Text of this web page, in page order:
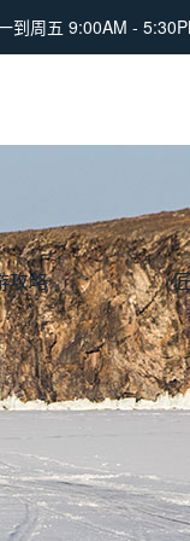
到周五 9:00AM -
攻略